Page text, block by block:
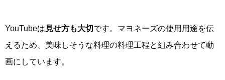
YouTubeは 見せ方も大切です。マヨネーズの使用用途を伝
えるため、美味しそうな料理の料理工程と組み合わせて動
画にしています。